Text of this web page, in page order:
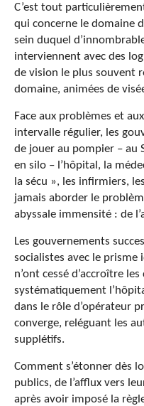
C’est tout
qui concerne le domaine
sein duquel
interviennent avec des
de vision le plus souvent
domaine, animées de
Face aux problèmes et
intervalle régulier, les
de jouer au pompier – au
en silo – l’hôpital, la
la sécu », les infirmiers,
jamais aborder le
abyssale immensité : de
Les gouvernements
socialistes avec le prisme
n’ont cessé d’accroître
systématiquement
dans le rôle d’opérateur
converge, reléguant les
supplétifs.
Comment s’étonner dès
publics, de l’afflux vers
après avoir imposé la